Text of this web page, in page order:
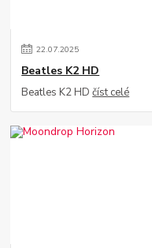
22.07.2025
Beatles K2 HD
Beatles K2 HDčíst celé